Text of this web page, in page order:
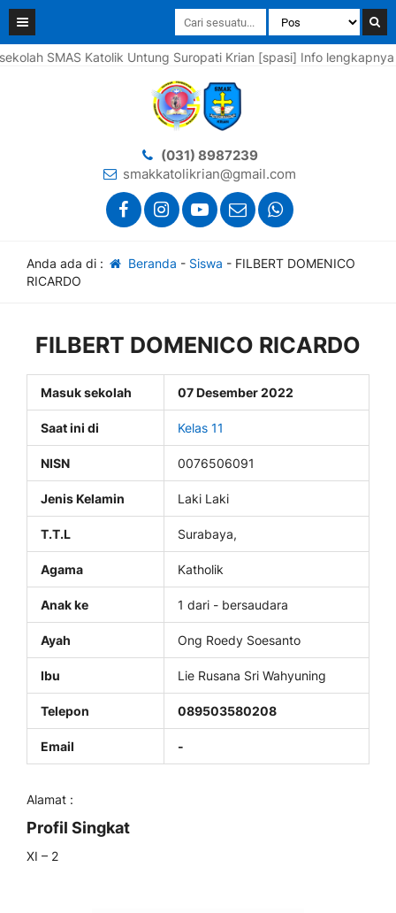
SMAS Katolik Untung Suropati Krian [spasi] Info lengkapnya
(031) 8987239
smakkatolikrian@gmail.com
Anda ada di : Beranda - Siswa - FILBERT DOMENICO
RICARDO
FILBERT DOMENICO RICARDO
Masuk sekolah 07 Desember 2022
Saat ini di Kelas 11
NISN 0076506091
Jenis Kelamin Laki Laki
T.T.L Surabaya,
Agama Katholik
Anak ke 1 dari - bersaudara
Ayah Ong Roedy Soesanto
Ibu Lie Rusana Sri Wahyuning
Telepon 089503580208
Email -
Alamat :
Profil Singkat
XI – 2